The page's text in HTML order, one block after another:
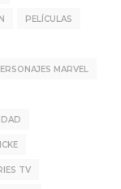
PELÍCULAS
MARVEL
TV